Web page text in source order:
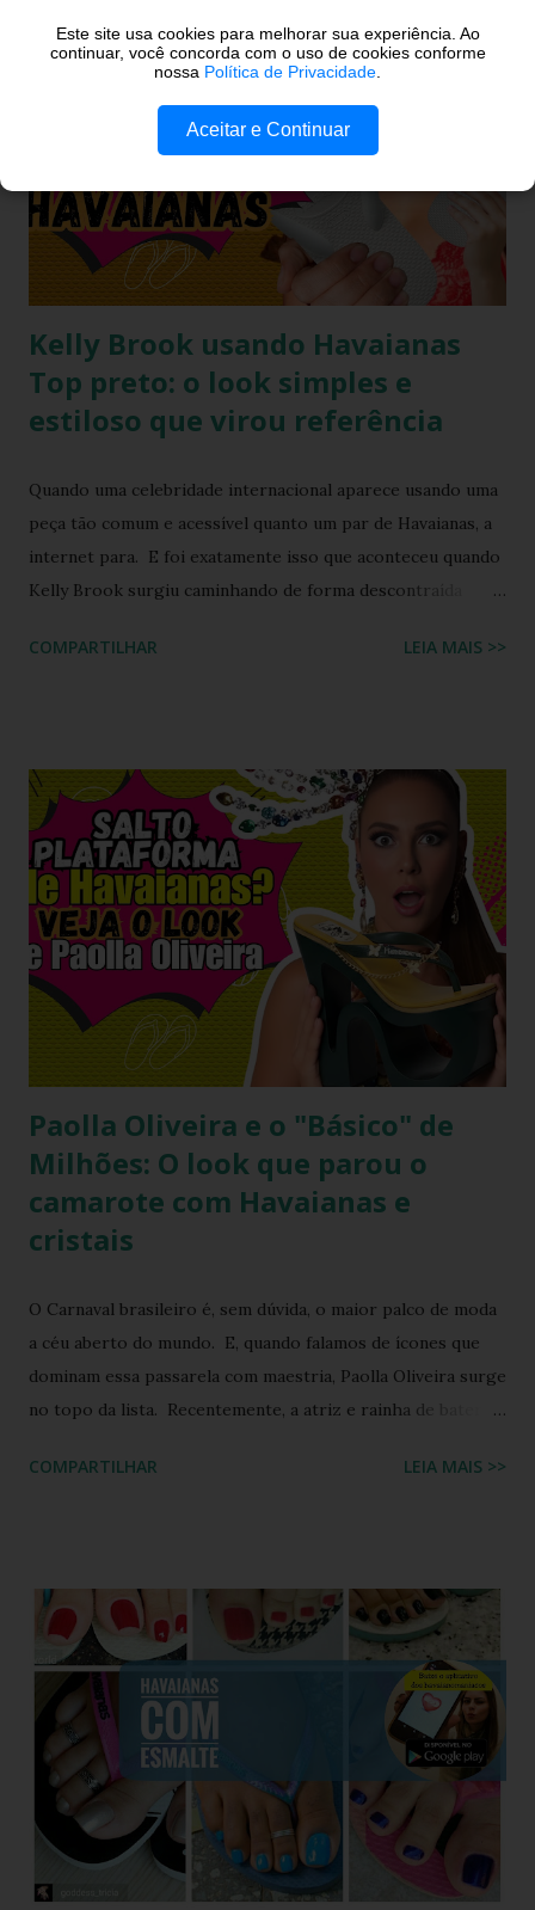
carregar na sola dos seus pés uma tradição que é
transmitida de geração em geração pelas artesãs do sertão
alagoano? O grande segredo deste lançamento está na
habilidade de traduzir a identidade cultural brasileira em um
da versatilidade que consagrou o formato clássico. É a
união perfeita entre a tradição nordestina e a modernidade
urbana que o seu guarda-ro...
Kelly Brook usando Havaianas
Top preto: o look simples e
estiloso que virou referência
Quando uma celebridade internacional aparece usando uma
peça tão comum e acessível quanto um par de Havaianas, a
internet para. E foi exatamente isso que aconteceu quando
Kelly Brook surgiu caminhando de forma descontraída
que se tornou rapidamente uma inspiração para fãs de
“estilo real da vida real”: confortável, descomplicado e
totalmente copiável. É aquele tipo de visual que mostra
que moda não precisa ser cara, extravagante ou complexa e
que até as celebridades mais glamourosas valorizam peças
acessíveis que todo mundo pode ter. Hoje você vai ver por
que esse look viralizou, como a atriz combinou o modelo
Top preto, por que celebridades adoram esse clássico
brasileiro e como você pode reproduzir o visual da Kelly
Brook com facilidade. Vamos mergu...
COMPARTILHAR LEIA MAIS >>
Paolla Oliveira e o "Básico" de
Milhões: O look que parou o
camarote com Havaianas e
cristais
O Carnaval brasileiro é, sem dúvida, o maior palco de moda
a céu aberto do mundo. E, quando falamos de ícones que
dominam essa passarela com maestria, Paolla Oliveira surge
no topo da lista. Recentemente, a atriz e rainha de bateria
preparação para o Camarote Havaianas , na Sapucaí. Com o
matéria, mergulhamos nos detalhes técnicos e estéticos do
look, com foco especial no calçado que desafiou as leis da
gravidade e da moda: o salto plataforma construído com
Havaianas . A ironia da "Basiquinha": O figurino de joias
Antes de chegarmos aos pés, precisamos falar sobre a
armadura de brilho que Paolla ostentou. O conjunto,
composto por um top e uma minissaia, não era apenas
"bordado", mas sim uma escultura de pedrarias
COMPARTILHAR LEIA MAIS >>
Este site usa cookies para melhorar sua experiência. Ao
continuar, você concorda com o uso de cookies conforme
nossa Política de Privacidade
Aceitar e Continuar